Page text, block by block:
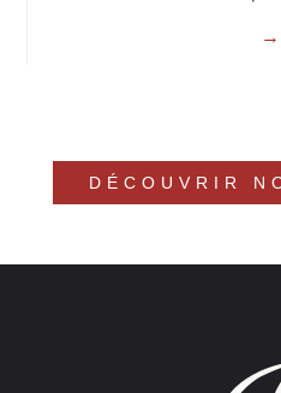
DÉCOUVRIR